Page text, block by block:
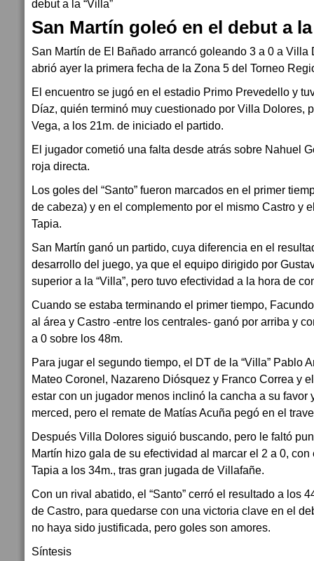
San Martín goleó en el debut a
San Martín de El Bañado arrancó goleando 3 a 0 a Villa
abrió ayer la primera fecha de la Zona 5 del Torneo
El encuentro se jugó en el estadio Primo Prevedello y
Díaz, quién terminó muy cuestionado por Villa Dolores,
Vega, a los 21m. de iniciado el partido.
El jugador cometió una falta desde atrás sobre Nahuel
roja directa.
Los goles del “Santo” fueron marcados en el primer
de cabeza) y en el complemento por el mismo Castro y
Tapia.
San Martín ganó un partido, cuya diferencia en el
desarrollo del juego, ya que el equipo dirigido por
superior a la “Villa”, pero tuvo efectividad a la hora de
Cuando se estaba terminando el primer tiempo,
al área y Castro -entre los centrales- ganó por arriba y
a 0 sobre los 48m.
Para jugar el segundo tiempo, el DT de la “Villa” Pablo
Mateo Coronel, Nazareno Diósquez y Franco Correa y
estar con un jugador menos inclinó la cancha a su favor
merced, pero el remate de Matías Acuña pegó en el
Después Villa Dolores siguió buscando, pero le faltó
Martín hizo gala de su efectividad al marcar el 2 a 0,
Tapia a los 34m., tras gran jugada de Villafañe.
Con un rival abatido, el “Santo” cerró el resultado a los
de Castro, para quedarse con una victoria clave en el
no haya sido justificada, pero goles son amores.
Síntesis